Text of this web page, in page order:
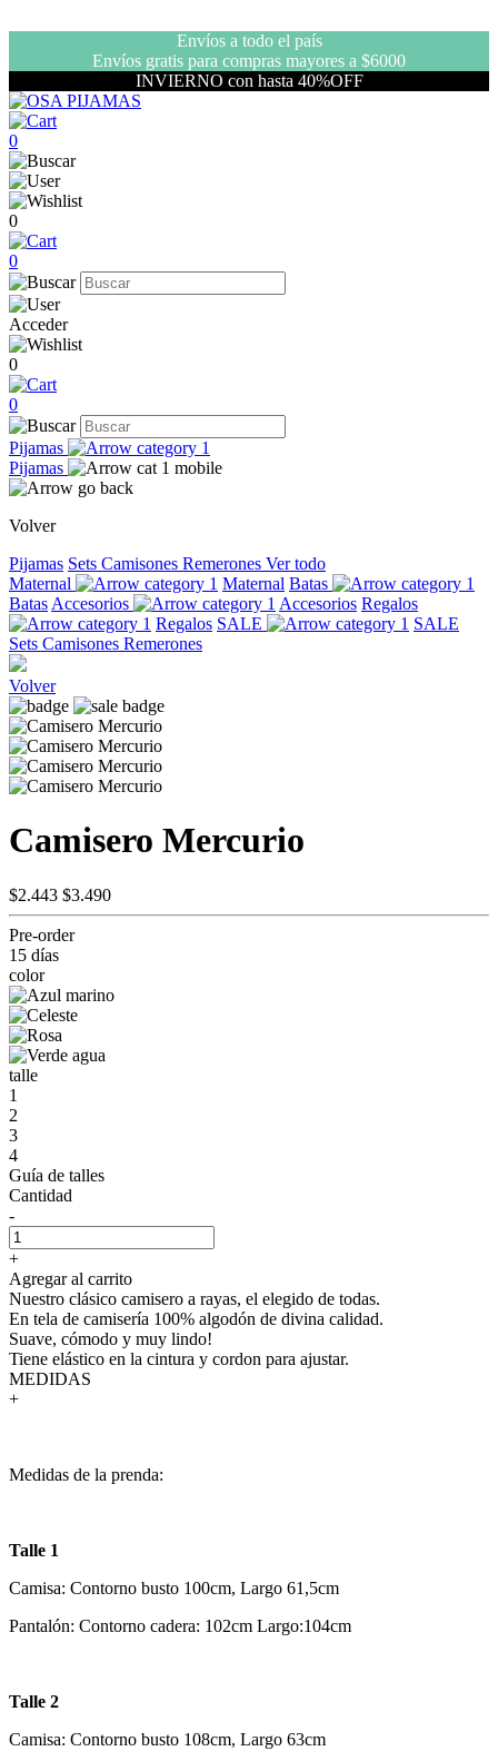
Envíos a todo el país
Envíos gratis para compras mayores a $6000
INVIERNO con hasta 40%OFF
0
0
0
Acceder
0
0
Pijamas
Pijamas
Volver
Pijamas Sets Camisones Remerones Ver todo
Maternal
Maternal Batas
Batas Accesorios Accesorios Regalos
Regalos SALE
SALE
Sets Camisones Remerones
Volver
Camisero Mercurio
$2.443 $3.490
Pre-order
15 días
color
talle
1
2
3
4
Guía de talles
Cantidad
-
+
Agregar al carrito
Nuestro clásico camisero a rayas, el elegido de todas.
En tela de camisería 100% algodón de divina calidad.
Suave, cómodo y muy lindo!
Tiene elástico en la cintura y cordon para ajustar.
MEDIDAS
+
Medidas de la prenda:
Talle 1
Camisa: Contorno busto 100cm, Largo 61,5cm
Pantalón: Contorno cadera: 102cm Largo:104cm
Talle 2
Camisa: Contorno busto 108cm, Largo 63cm